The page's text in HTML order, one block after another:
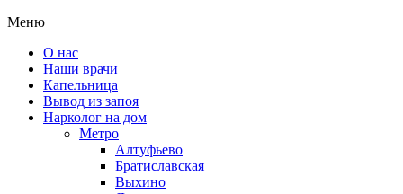
Меню
О нас
Наши врачи
Капельница
Вывод из запоя
Нарколог на дом
Метро
Алтуфьево
Братиславская
Выхино